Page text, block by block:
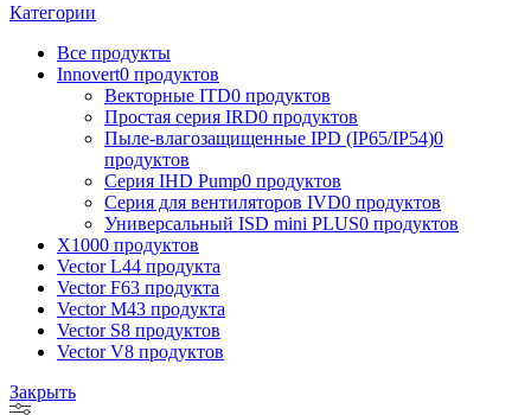
Категории
Все продукты
Innovert0 продуктов
Векторные ITD0 продуктов
Простая серия IRD0 продуктов
Пыле-влагозащищенные IPD (IP65/IP54)0
продуктов
Серия IHD Pump0 продуктов
Серия для вентиляторов IVD0 продуктов
Универсальный ISD mini PLUS0 продуктов
X1000 продуктов
Vector L44 продукта
Vector F63 продукта
Vector M43 продукта
Vector S8 продуктов
Vector V8 продуктов
Закрыть